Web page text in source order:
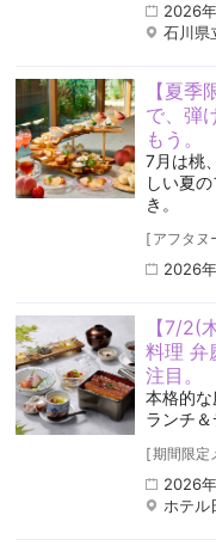
2026
石川県
【夏
で、弾
もう。
7月は桃
しい夏
き。
[ アフタヌ
2026
【7/2(
料理 弁
注目。
本格的
ランチ＆
[期間限定
2026
ホテル